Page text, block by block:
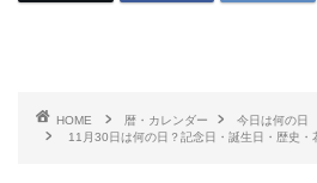
HOME 暦・カレンダー
今日は何の日
11月30日は何の日？記念日・誕生日・歴史・